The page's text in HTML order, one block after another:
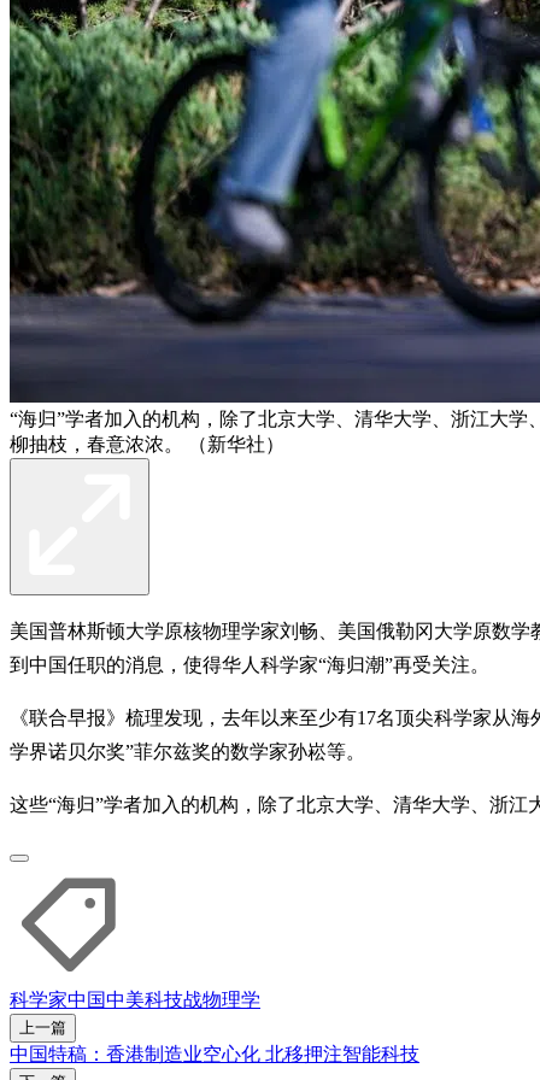
“海归”学者加入的机构，除了北京大学、清华大学、浙江大
柳抽枝，春意浓浓。 （新华社）
美国普林斯顿大学原核物理学家刘畅、美国俄勒冈大学原数
到中国任职的消息，使得华人科学家“海归潮”再受关注。
《联合早报》梳理发现，去年以来至少有17名顶尖科学家从
学界诺贝尔奖”菲尔兹奖的数学家孙崧等。
这些“海归”学者加入的机构，除了北京大学、清华大学、浙
科学家中国中美科技战物理学
上一篇
中国特稿：香港制造业空心化 北移押注智能科技